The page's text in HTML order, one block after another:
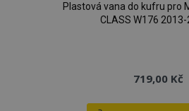
Plastová vana do kufru pro
CLASS W176
719,00 Kč